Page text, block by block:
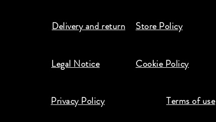
Delivery and return Store Policy
Legal Notice Cookie Policy
Privacy Policy Terms of use